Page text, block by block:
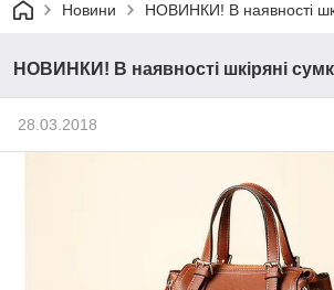
Новини НОВИНКИ! В наявності
НОВИНКИ! В наявності шкіряні
28.03.2018